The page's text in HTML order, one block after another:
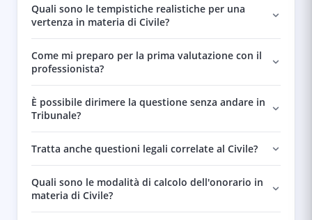
Quali sono le tempistiche realistiche per una
vertenza in materia di Civile?
Come mi preparo per la prima valutazione con il
professionista?
È possibile dirimere la questione senza andare in
Tribunale?
Tratta anche questioni legali correlate al Civile?
Quali sono le modalità di calcolo dell'onorario in
materia di Civile?